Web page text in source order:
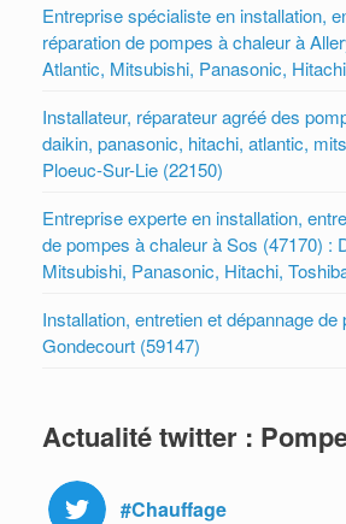
Entreprise spécialiste en installation,
réparation de pompes à chaleur à
Atlantic, Mitsubishi, Panasonic,
Installateur, réparateur agréé des
daikin, panasonic, hitachi, atlantic,
Ploeuc-Sur-Lie (22150)
Entreprise experte en installation,
de pompes à chaleur à Sos (47170) :
Mitsubishi, Panasonic, Hitachi,
Installation, entretien et dépannage
Gondecourt (59147)
Actualité twitter :
#Chauffage